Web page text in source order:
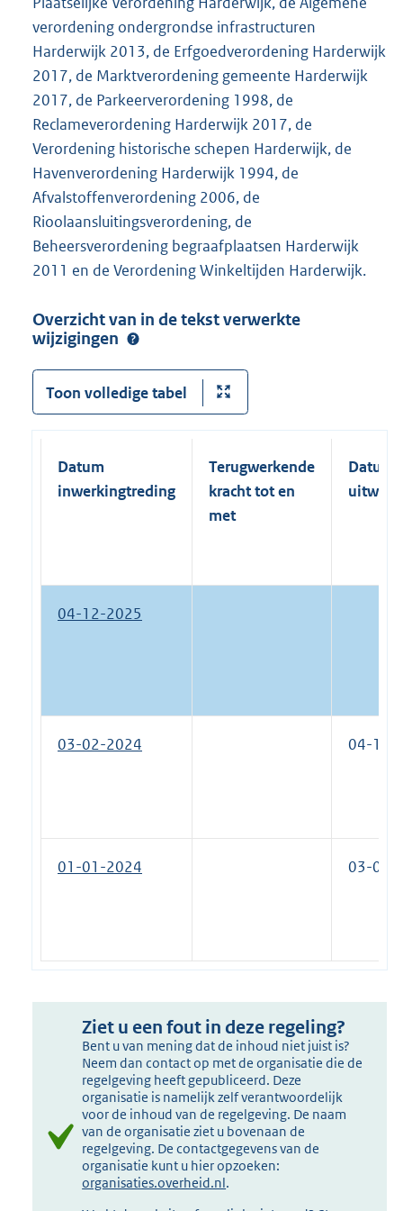
verordening ondergrondse infrastructuren
Harderwijk 2013, de Erfgoedverordening Harderwijk
2017, de Marktverordening gemeente Harderwijk
2017, de Parkeerverordening 1998, de
Reclameverordening Harderwijk 2017, de
Verordening historische schepen Harderwijk, de
Havenverordening Harderwijk 1994, de
Afvalstoffenverordening 2006, de
Rioolaansluitingsverordening, de
Beheersverordening begraafplaatsen Harderwijk
2011 en de Verordening Winkeltijden Harderwijk.
Overzicht van in de tekst verwerkte
wijzigingen
Toon volledige tabel
Datum
inwerkingtreding
Terugwerkende
kracht tot en
met
Datum
04-12-2025
03-02-2024 04-12-
01-01-2024 03-02-
Ziet u een fout in deze regeling?
Bent u van mening dat de inhoud niet juist is?
Neem dan contact op met de organisatie die de
regelgeving heeft gepubliceerd. Deze
organisatie is namelijk zelf verantwoordelijk
voor de inhoud van de regelgeving. De naam
van de organisatie ziet u bovenaan de
regelgeving. De contactgegevens van de
organisatie kunt u hier opzoeken:
organisaties.overheid.nl.